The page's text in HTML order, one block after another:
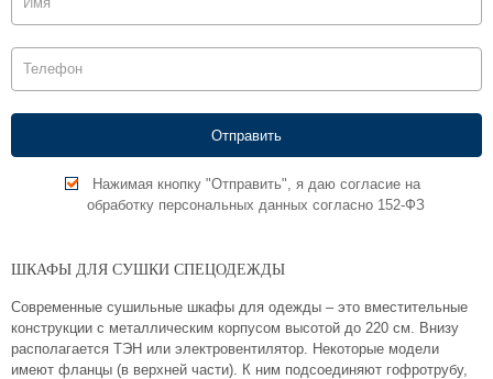
Нажимая кнопку "Отправить", я даю согласие на
обработку персональных данных согласно 152-ФЗ
ШКАФЫ ДЛЯ СУШКИ СПЕЦОДЕЖДЫ
Современные сушильные шкафы для одежды – это вместительные
конструкции с металлическим корпусом высотой до 220 см. Внизу
располагается ТЭН или электровентилятор. Некоторые модели
имеют фланцы (в верхней части). К ним подсоединяют гофротрубу,